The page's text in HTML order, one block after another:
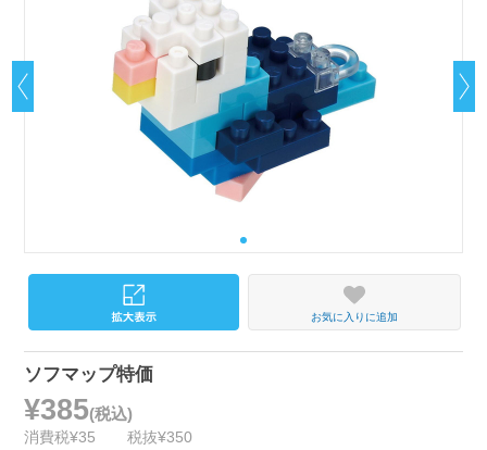
お気に入りに追加
ソフマップ特価
¥385(税込)
消費税¥35 税抜¥350